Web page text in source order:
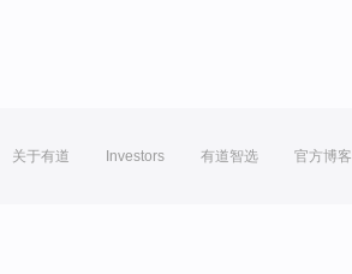
关于有道 Investors 有道智选 官方博客